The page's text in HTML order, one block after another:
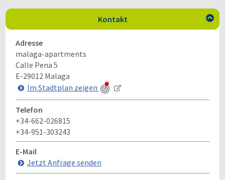
Kontakt 
Adresse
malaga-apartments
Calle Pena 5
E-29012 Malaga
Im Stadtplan zeigen
Telefon
+34-662-026815
+34-951-303243
E-Mail
Jetzt Anfrage senden